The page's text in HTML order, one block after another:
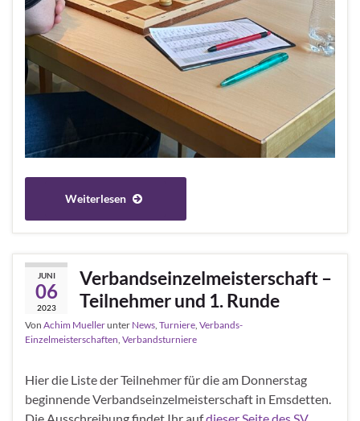
Weiterlesen
JUNI
06
2023
Verbandseinzelmeisterschaft –
Teilnehmer und 1. Runde
Von Achim Muellerunter News, Turniere, Verbands-
Einzelmeisterschaften, Verbandsturniere
Hier die Liste der Teilnehmer für die am Donnerstag
beginnende Verbandseinzelmeisterschaft in Emsdetten.